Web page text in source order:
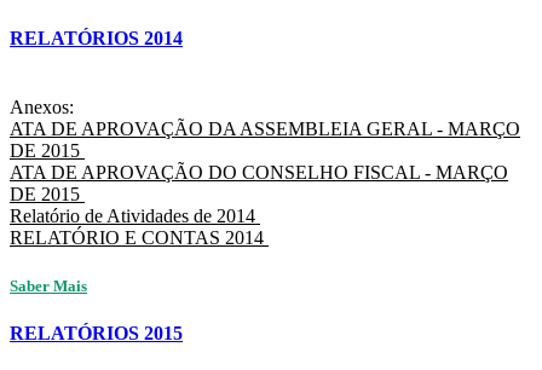
RELATÓRIOS 2014
Anexos:
ATA DE APROVAÇÃO DA ASSEMBLEIA GERAL - MARÇO
DE 2015
ATA DE APROVAÇÃO DO CONSELHO FISCAL - MARÇO
DE 2015
Relatório de Atividades de 2014
RELATÓRIO E CONTAS 2014
Saber Mais
RELATÓRIOS 2015